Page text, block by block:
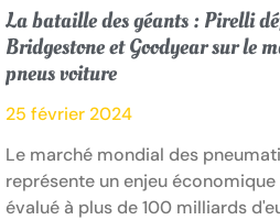
La bataille des géants : Pirelli
Bridgestone et Goodyear sur le
pneus voiture
25 février 2024
Le marché mondial des
représente un enjeu
évalué à plus de 100 milliards